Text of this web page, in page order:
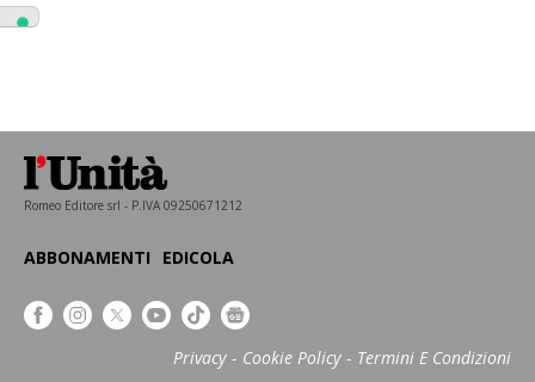
Romeo Editore srl - P.IVA 09250671212
ABBONAMENTI EDICOLA
Privacy Cookie Policy Termini E Condizioni